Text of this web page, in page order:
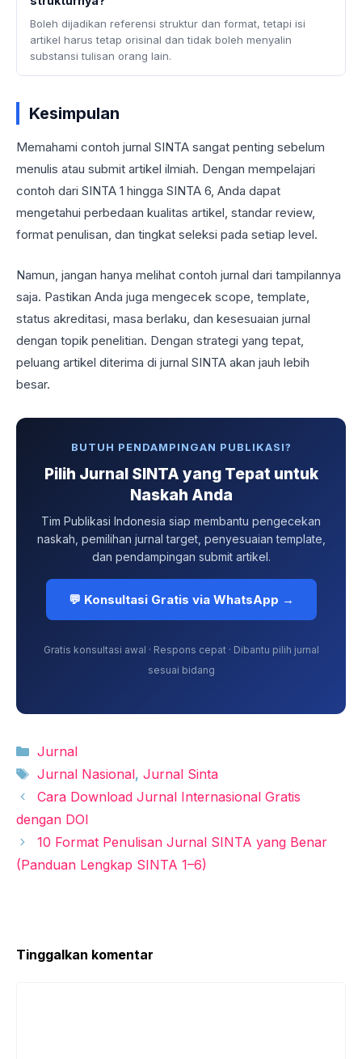
Boleh dijadikan referensi struktur dan format, tetapi isi
artikel harus tetap orisinal dan tidak boleh menyalin
substansi tulisan orang lain.
Kesimpulan
Memahami contoh jurnal SINTA sangat penting sebelum
menulis atau submit artikel ilmiah. Dengan mempelajari
contoh dari SINTA 1 hingga SINTA 6, Anda dapat
mengetahui perbedaan kualitas artikel, standar review,
format penulisan, dan tingkat seleksi pada setiap level.
Namun, jangan hanya melihat contoh jurnal dari tampilannya
saja. Pastikan Anda juga mengecek scope, template,
status akreditasi, masa berlaku, dan kesesuaian jurnal
dengan topik penelitian. Dengan strategi yang tepat,
peluang artikel diterima di jurnal SINTA akan jauh lebih
besar.
BUTUH PENDAMPINGAN PUBLIKASI?
Pilih Jurnal SINTA yang Tepat untuk
Naskah Anda
Tim Publikasi Indonesia siap membantu pengecekan
naskah, pemilihan jurnal target, penyesuaian template,
dan pendampingan submit artikel.
💬 Konsultasi Gratis via WhatsApp →
Gratis konsultasi awal · Respons cepat · Dibantu pilih jurnal
sesuai bidang
Kategori
Jurnal
Tag
Jurnal Nasional, Jurnal Sinta
Cara Download Jurnal Internasional Gratis
dengan DOI
10 Format Penulisan Jurnal SINTA yang Benar
(Panduan Lengkap SINTA 1–6)
Tinggalkan komentar